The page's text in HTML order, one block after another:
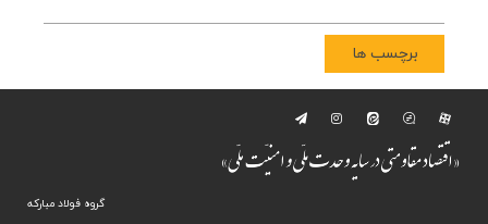
برچسب ها
گروه فولاد مبارکه